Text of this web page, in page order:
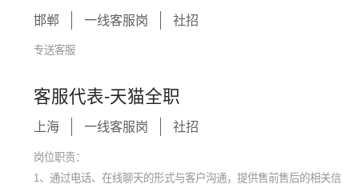
邯郸 一线客服岗 社招
专送客服
客服代表-天猫全职
上海 一线客服岗 社招
岗位职责：
1、通过电话、在线聊天的形式与客户沟通，提供售前售后的相关